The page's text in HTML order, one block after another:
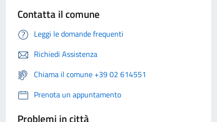
Contatta il comune
Leggi le domande frequenti
Richiedi Assistenza
Chiama il comune +39 02 614551
Prenota un appuntamento
Problemi in città